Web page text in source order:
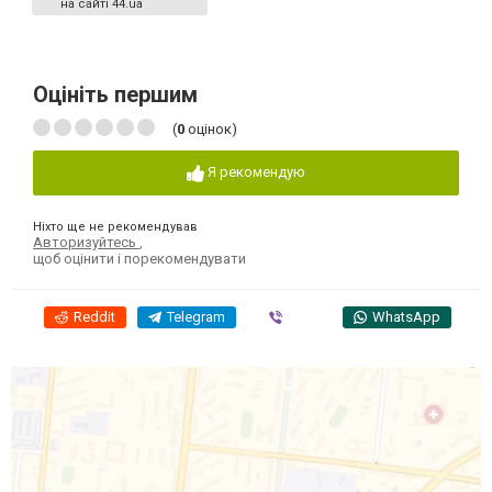
на сайті 44.ua
Оцініть першим
(0 оцінок)
Я рекомендую
Ніхто ще не рекомендував
Авторизуйтесь
щоб оцінити і порекомендувати
Reddit Telegram WhatsApp